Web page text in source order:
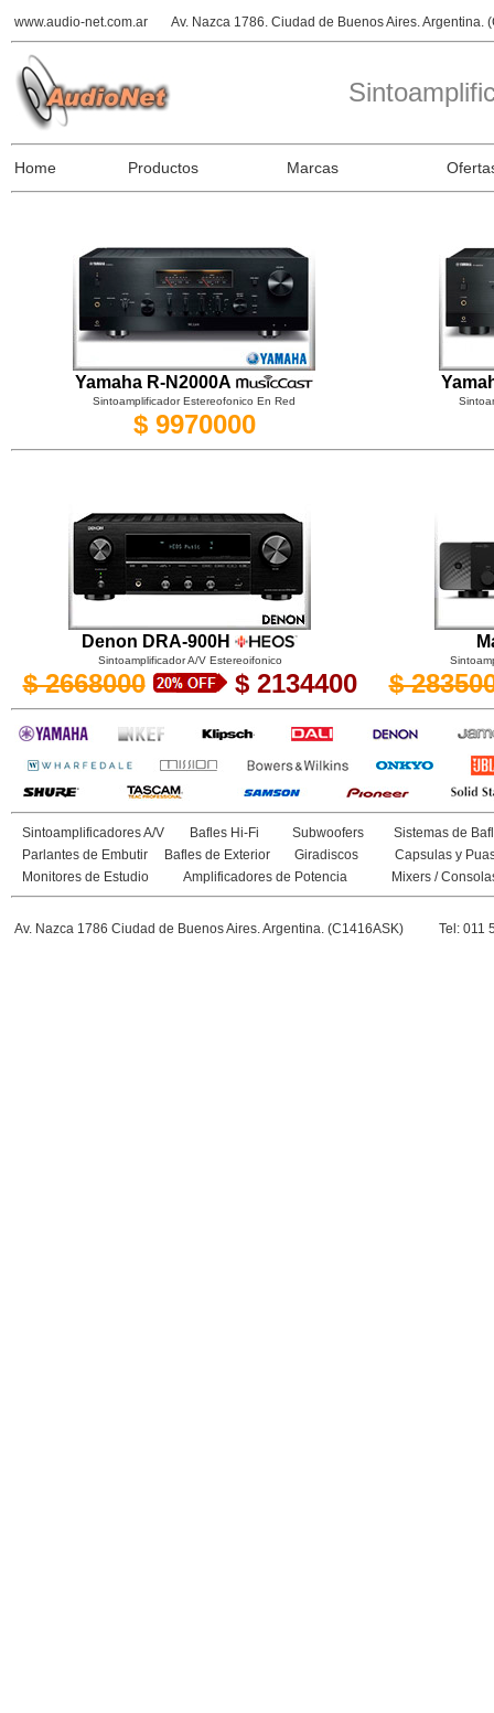
www.audio-net.com.ar Av. Nazca 1786. Ciudad de Buenos Aires. Argentina.
Home Productos Marcas
Yamaha R-N2000A
Sintoamplificador Estereofonico En Red
$ 9970000
Denon DRA-900H
Sintoamplificador A/V Estereoifonico
$ 2668000 $ 2134400 $
Sintoamplificadores A/V Bafles Hi-Fi Subwoofers
Sistemas de
Parlantes de Embutir
Bafles de Exterior Giradiscos
Capsulas y
Monitores de Estudio
Amplificadores de Potencia Mixers /
Av. Nazca 1786 Ciudad de Buenos Aires. Argentina. (C1416ASK) Tel: 011